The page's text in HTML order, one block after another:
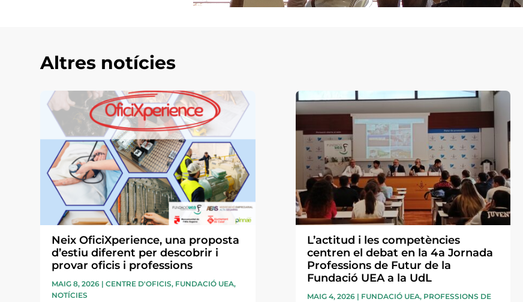
Altres notícies
Neix OficiXperience, una proposta
d’estiu diferent per descobrir i
provar oficis i professions
MAIG 8, 2026 |CENTRE D'OFICIS, FUNDACIÓ UEA,
NOTÍCIES
L’actitud i les competències
centren el debat en la 4a Jornada
Professions de Futur de la
Fundació UEA a la UdL
MAIG 4, 2026| FUNDACIÓ UEA, PROFESSIONS DE